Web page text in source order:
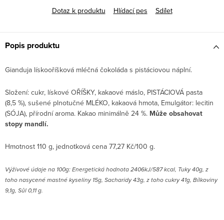
Dotaz k produktu
Hlídací pes Sdílet
Popis produktu
Gianduja lískooříšková mléčná čokoláda s pistáciovou náplní.
Složení: cukr, lískové OŘÍŠKY, kakaové máslo, PISTÁCIOVÁ pasta
(8,5 %), sušené plnotučné MLÉKO, kakaová hmota, Emulgátor: lecitin
(SÓJA), přírodní aroma. Kakao minimálně 24 %. Může obsahovat
stopy mandlí.
Hmotnost 110 g, jednotková cena 77,27 Kč/100 g.
Výživové údaje na 100g: Energetická hodnota 2406kJ/587 kcal, Tuky 40g, z
toho nasycené mastné kyseliny 15g, Sacharidy 43g, z toho cukry 41g, Bílkoviny
9,1g, Sůl 0,11 g.